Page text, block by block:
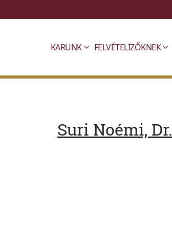
KARUNK FELVÉTELIZŐKNEK
Suri Noémi, Dr.